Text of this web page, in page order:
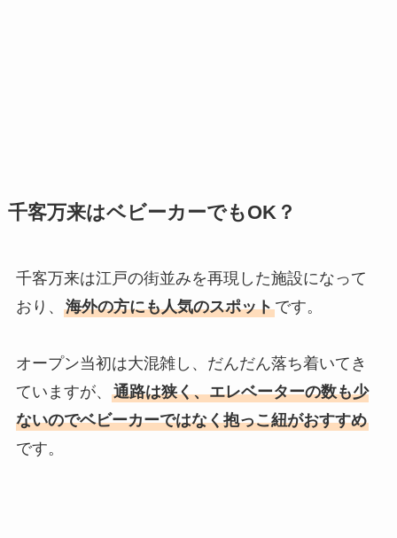
千客万来はベビーカーでもOK？
千客万来は江戸の街並みを再現した施設になって
おり、 海外の方にも人気のスポットです。
オープン当初は大混雑し、だんだん落ち着いてき
ていますが、 通路は狭く、エレベーターの数も少
ないのでベビーカーではなく抱っこ紐がおすすめ
です。